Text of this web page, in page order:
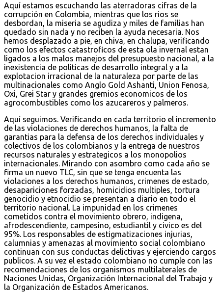
Aquí estamos escuchando las aterradoras cifras de la
corrupción en Colombia, mientras que los rios se
desbordan, la miseria se agudiza y miles de familias han
quedado sin nada y no reciben la ayuda necesaria. Nos
hemos desplazado a pie, en chiva, en chalupa, verificando
como los efectos catastroficos de esta ola invernal estan
ligados a los malos manejos del presupuesto nacional, a la
inexistencia de politicas de desarrollo integral y a la
explotacion irracional de la naturaleza por parte de las
multinacionales como Anglo Gold Ashanti, Union Fenosa,
Oxi, Grei Star y grandes gremios economicos de los
agrocombustibles como los azucareros y palmeros.
Aquí seguimos. Verificando en cada territorio el incremento
de las violaciones de derechos humanos, la falta de
garantias para la defensa de los derechos individuales y
colectivos de los colombianos y la entrega de nuestros
recursos naturales y estrategicos a los monopolios
internacionales. Mirando con asombro como cada año se
firma un nuevo TLC, sin que se tenga encuenta las
violaciones a los derechos humanos, crimenes de estado,
desapariciones forzadas, homicidios multiples, tortura
genocidio y etnocidio se presentan a diario en todo el
territorio nacional. La impunidad en los crimenes
cometidos contra el movimiento obrero, indigena,
afrodescendiente, campesino, estudiantil y civico es del
95%. Los responsables de estigmatizaciones injurias,
calumnias y amenazas al movimiento social colombiano
continuan con sus conductas delictivas y ejerciendo cargos
publicos. A su vez el estado colombiano no cumple con las
recomendaciones de los organismos multilaterales de
Naciones Unidas, Organización Internacional del Trabajo y
la Organización de Estados Americanos.